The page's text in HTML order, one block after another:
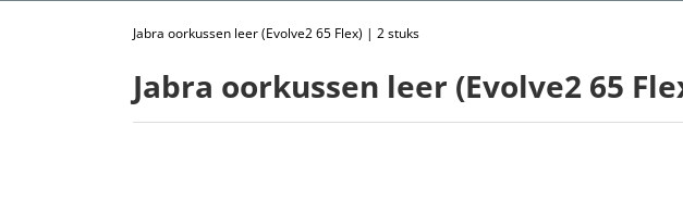
Jabra oorkussen leer (Evolve2 65 Flex) | 2 stuks
Jabra oorkussen leer (Evolve2 65